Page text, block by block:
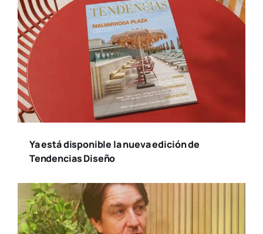
Ya está disponible la nueva edición de
Tendencias Diseño